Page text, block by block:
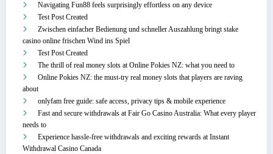
Navigating Fun88 feels surprisingly effortless on any device
Test Post Created
Zwischen einfacher Bedienung und schneller Auszahlung bringt stake
casino online frischen Wind ins Spiel
Test Post Created
The thrill of real money slots at Online Pokies NZ: what you need to
Online Pokies NZ: the must-try real money slots that players are raving
about
onlyfam free guide: safe access, privacy tips & mobile experience
Fast and secure withdrawals at Fair Go Casino Australia: What every player
needs to
Experience hassle-free withdrawals and exciting rewards at Instant
Withdrawal Casino Canada